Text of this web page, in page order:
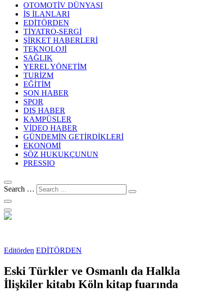
OTOMOTİV DÜNYASI
İŞ İLANLARI
EDİTÖRDEN
TİYATRO-SERGİ
ŞİRKET HABERLERİ
TEKNOLOJİ
SAĞLIK
YEREL YÖNETİM
TURİZM
EĞİTİM
SON HABER
SPOR
DIŞ HABER
KAMPÜSLER
VİDEO HABER
GÜNDEMİN GETİRDİKLERİ
EKONOMİ
SÖZ HUKUKÇUNUN
PRESSIO
Search …
Editörden EDİTÖRDEN
Eski Türkler ve Osmanlı da Halkla
İlişkiler kitabı Köln kitap fuarında